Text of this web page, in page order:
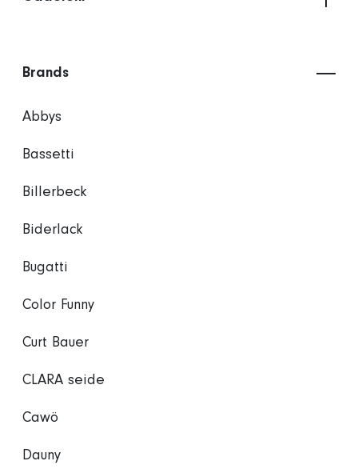
Brands
Abbys
Bassetti
Billerbeck
Biderlack
Bugatti
Color Funny
Curt Bauer
CLARA seide
Cawö
Dauny